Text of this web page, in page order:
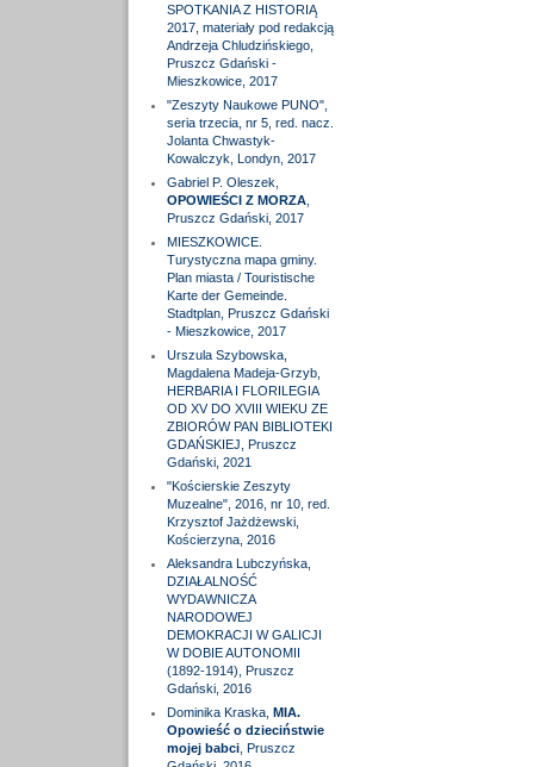
SPOTKANIA Z HISTORIĄ
2017, materiały pod redakcją
Andrzeja Chludzińskiego,
Pruszcz Gdański -
Mieszkowice, 2017
"Zeszyty Naukowe PUNO",
seria trzecia, nr 5, red. nacz.
Jolanta Chwastyk-
Kowalczyk, Londyn, 2017
Gabriel P. Oleszek,
OPOWIEŚCI Z MORZA,
Pruszcz Gdański, 2017
MIESZKOWICE.
Turystyczna mapa gminy.
Plan miasta / Touristische
Karte der Gemeinde.
Stadtplan, Pruszcz Gdański
- Mieszkowice, 2017
Urszula Szybowska,
Magdalena Madeja-Grzyb,
HERBARIA I FLORILEGIA
OD XV DO XVIII WIEKU ZE
ZBIORÓW PAN BIBLIOTEKI
GDAŃSKIEJ, Pruszcz
Gdański, 2021
"Kościerskie Zeszyty
Muzealne", 2016, nr 10, red.
Krzysztof Jażdżewski,
Kościerzyna, 2016
Aleksandra Lubczyńska,
DZIAŁALNOŚĆ
WYDAWNICZA
NARODOWEJ
DEMOKRACJI W GALICJI
W DOBIE AUTONOMII
(1892-1914), Pruszcz
Gdański, 2016
Dominika Kraska, MIA.
Opowieść o dzieciństwie
mojej babci, Pruszcz